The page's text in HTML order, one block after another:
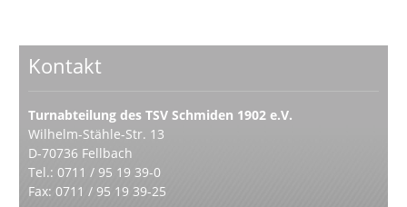
Kontakt
Turnabteilung des TSV Schmiden 1902 e.V.
Wilhelm-Stähle-Str. 13
D-70736 Fellbach
Tel.: 0711 / 95 19 39-0
Fax: 0711 / 95 19 39-25